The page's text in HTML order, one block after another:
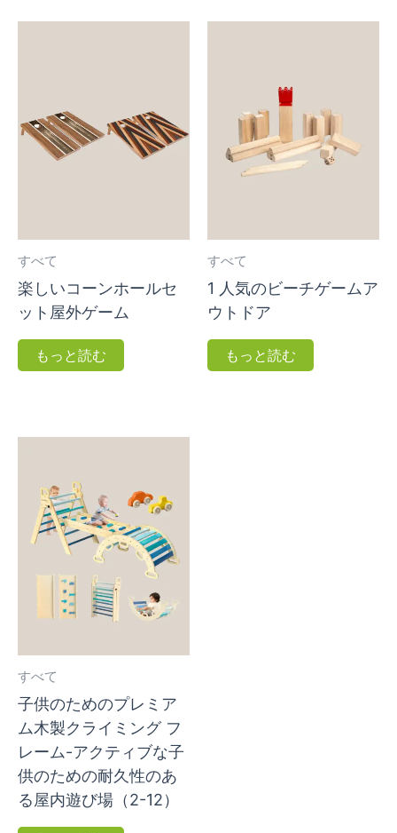
すべて
楽しいコーンホールセ
ット屋外ゲーム
もっと読む
すべて
1 人気のビーチゲームア
ウトドア
もっと読む
すべて
子供のためのプレミア
ム木製クライミング フ
レーム-アクティブな子
供のための耐久性のあ
る屋内遊び場（2-12）